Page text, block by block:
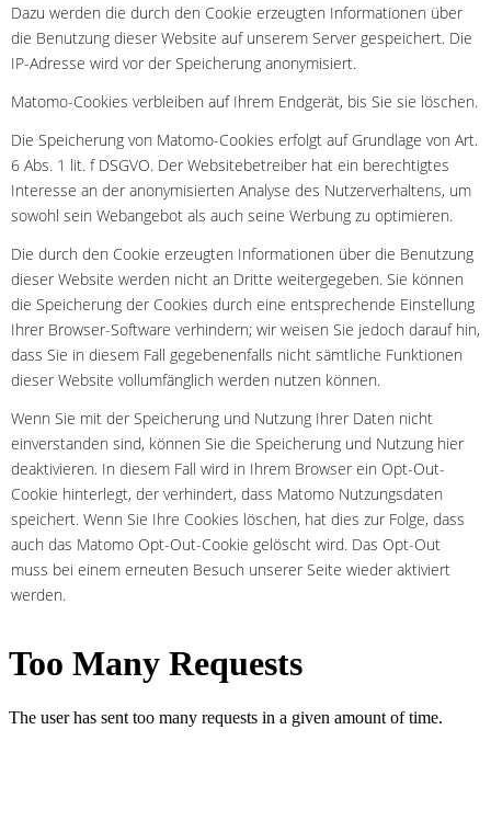
Dazu werden die durch den Cookie erzeugten Informationen über
die Benutzung dieser Website auf unserem Server gespeichert. Die
IP-Adresse wird vor der Speicherung anonymisiert.
Matomo-Cookies verbleiben auf Ihrem Endgerät, bis Sie sie löschen.
Die Speicherung von Matomo-Cookies erfolgt auf Grundlage von Art.
6 Abs. 1 lit. f DSGVO. Der Websitebetreiber hat ein berechtigtes
Interesse an der anonymisierten Analyse des Nutzerverhaltens, um
sowohl sein Webangebot als auch seine Werbung zu optimieren.
Die durch den Cookie erzeugten Informationen über die Benutzung
dieser Website werden nicht an Dritte weitergegeben. Sie können
die Speicherung der Cookies durch eine entsprechende Einstellung
Ihrer Browser-Software verhindern; wir weisen Sie jedoch darauf hin,
dass Sie in diesem Fall gegebenenfalls nicht sämtliche Funktionen
dieser Website vollumfänglich werden nutzen können.
Wenn Sie mit der Speicherung und Nutzung Ihrer Daten nicht
einverstanden sind, können Sie die Speicherung und Nutzung hier
deaktivieren. In diesem Fall wird in Ihrem Browser ein Opt-Out-
Cookie hinterlegt, der verhindert, dass Matomo Nutzungsdaten
speichert. Wenn Sie Ihre Cookies löschen, hat dies zur Folge, dass
auch das Matomo Opt-Out-Cookie gelöscht wird. Das Opt-Out
muss bei einem erneuten Besuch unserer Seite wieder aktiviert
werden.